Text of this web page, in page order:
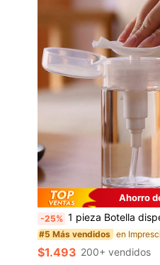
Ahorro
-25% 1 pieza Botella dispensadora de plástico, adecuada para quitaesmalte, desmaquillante, etc. Con dispensador de bomba con tapa abatible, botella de
#5 Más vendidos
$1.493 200+ vendidos